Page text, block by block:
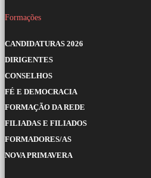
Formações
CANDIDATURAS 2026
DIRIGENTES
CONSELHOS
FÉ E DEMOCRACIA
FORMAÇÃO DA REDE
FILIADAS E FILIADOS
FORMADORES/AS
NOVA PRIMAVERA